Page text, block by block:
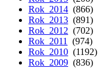
Rok 2014 (866)
Rok 2013 (891)
Rok 2012 (702)
Rok 2011
(974)
Rok 2010 (1192)
Rok 2009 (836)